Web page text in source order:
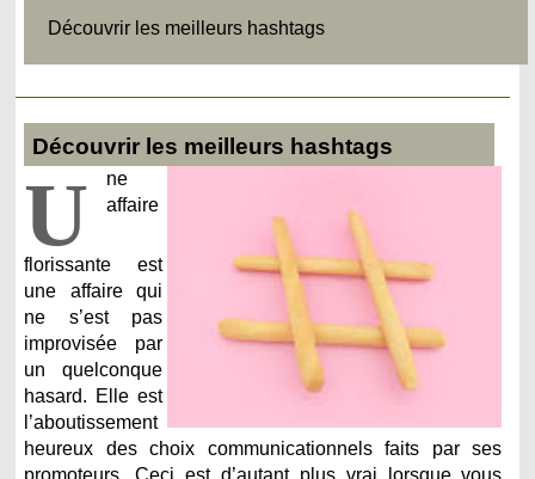
Découvrir les meilleurs hashtags
Découvrir les meilleurs hashtags
U
ne
affaire
florissante est
une affaire qui
ne s’est pas
improvisée par
un quelconque
hasard. Elle est
l’aboutissement
heureux des choix communicationnels faits par ses
promoteurs. Ceci est d’autant plus vrai lorsque vous